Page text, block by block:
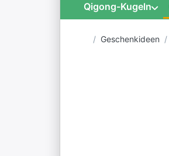
Qigong-Kugeln
Startseite
Geschenkideen